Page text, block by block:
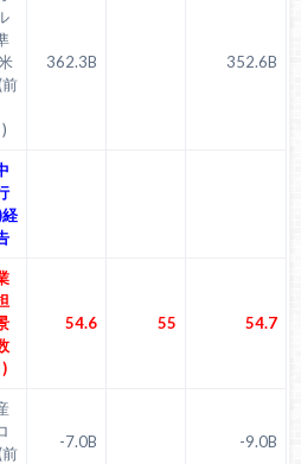
前
362.3B 352.6B
経
54.6 55 54.7
-7.0B -9.0B